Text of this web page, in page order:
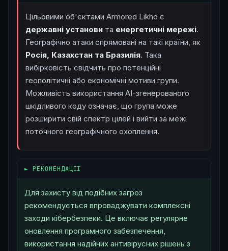
Цільовими об'єктами Armored Likho є
державні установи та енергетичні мережі.
Географічно атаки спрямовані на такі країни, як
Росія, Казахстан та Бразилія. Така
вибірковість свідчить про потенційні
геополітичні або економічні мотиви групи.
Можливість використання AI-згенерованого
шкідливого коду означає, що група може
розширити свій спектр цілей і вийти за межі
поточного географічного охоплення.
► РЕКОМЕНДАЦІЇ
Для захисту від подібних загроз
рекомендується впроваджувати комплексні
заходи кібербезпеки. Це включає регулярне
оновлення програмного забезпечення,
використання надійних антивірусних рішень з